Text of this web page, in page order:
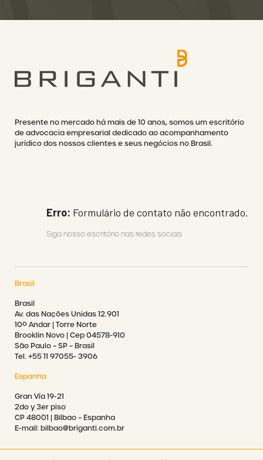
Presente no mercado há mais de 10 anos, somos um escritório
de advocacia empresarial dedicado ao acompanhamento
jurídico dos nossos clientes e seus negócios no Brasil.
Erro: Formulário de contato não encontrado.
Siga nosso escritório nas redes sociais
Brasil
Brasil
Av. das Nações Unidas 12.901
10º Andar | Torre Norte
Brooklin Novo | Cep 04578-910
São Paulo – SP – Brasil
Tel. +55 11 97055- 3906
Espanha
Gran Vía 19-21
2do y 3er piso
CP 48001 | Bilbao – Espanha
E-mail: bilbao@briganti.com.br